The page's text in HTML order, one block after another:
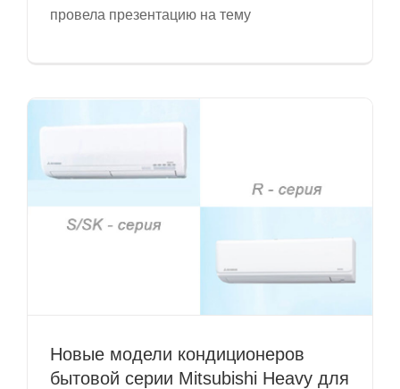
провела презентацию на тему
Новые модели кондиционеров
бытовой серии Mitsubishi Heavy для